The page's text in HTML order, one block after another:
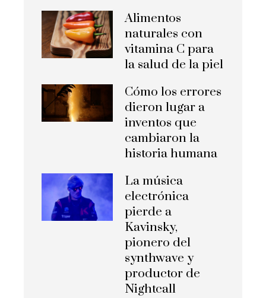
Alimentos
naturales con
vitamina C para
la salud de la piel
Cómo los errores
dieron lugar a
inventos que
cambiaron la
historia humana
La música
electrónica
pierde a
Kavinsky,
pionero del
synthwave y
productor de
Nightcall